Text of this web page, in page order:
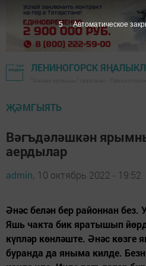
ЛЕНИНОГОРСК
ҖӘМГЫЯТЬ
Вәгъдәләшкән
аердылар
admin, 10 октябрь 2022 - 19:52
Әнәс белән бер районнан без.
Яшь чакта бик яратышып
күпләр көнләште. Әнәс
буранда да яныма килде.
4 Автоматическое